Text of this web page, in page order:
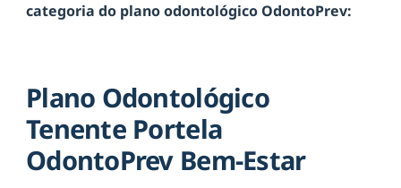
categoria do plano odontológico OdontoPrev:
Plano Odontológico
Tenente Portela
OdontoPrev Bem-Estar